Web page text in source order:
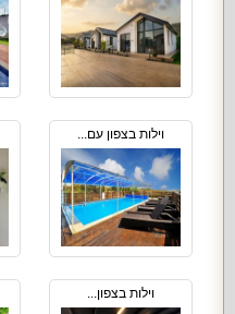
וילות בצפון עם...
וילות בצפון...